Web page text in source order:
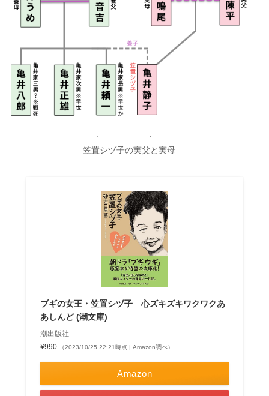
笠置シヅ子の実父と実母
ブギの女王・笠置シヅ子 心ズキズキワクワクあ
あしんど (潮文庫)
潮出版社
¥990
（2023/10/25 22:21時点 | Amazon調べ）
Amazon